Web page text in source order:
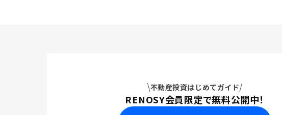
不動産投資はじめてガイド
RENOSY会員限定で無料公開中！